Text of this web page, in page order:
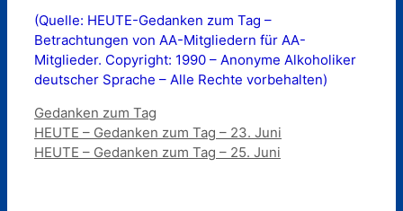
(Quelle: HEUTE-Gedanken zum Tag –
Betrachtungen von AA-Mitgliedern für AA-
Mitglieder. Copyright: 1990 – Anonyme Alkoholiker
deutscher Sprache – Alle Rechte vorbehalten)
Kategorien
Gedanken zum Tag
HEUTE – Gedanken zum Tag – 23. Juni
HEUTE – Gedanken zum Tag – 25. Juni